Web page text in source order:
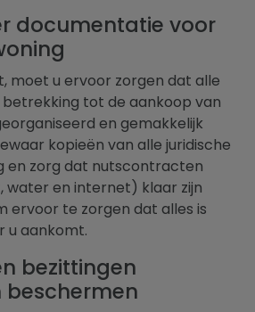
documentatie voor
moet u ervoor zorgen dat alle
tot de aankoop van
en gemakkelijk
kopieën van alle juridische
en zorg dat nutscontracten
water en internet) klaar zijn
ervoor te zorgen dat alles is
u aankomt.
bezittingen
beschermen